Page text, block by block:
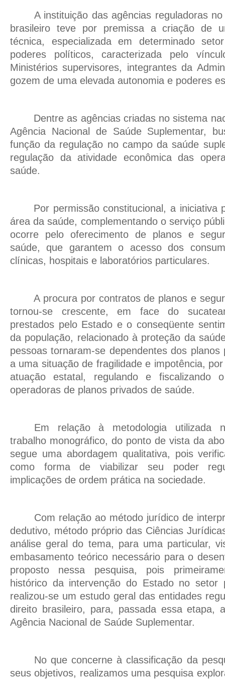
A instituição das agências reguladoras
brasileiro teve por premissa a criação de
técnica, especializada em determinado
poderes políticos, caracterizada pelo
Ministérios supervisores, integrantes da
gozem de uma elevada autonomia e poderes
Dentre as agências criadas no sistema
Agência Nacional de Saúde Suplementar,
função da regulação no campo da saúde
regulação da atividade econômica das
saúde.
Por permissão constitucional, a iniciativa
área da saúde, complementando o serviço
ocorre pelo oferecimento de planos e
saúde, que garantem o acesso dos
clínicas, hospitais e laboratórios particulares.
A procura por contratos de planos e
tornou-se crescente, em face do
prestados pelo Estado e o conseqüente
da população, relacionado à proteção da
pessoas tornaram-se dependentes dos
a uma situação de fragilidade e impotência,
atuação estatal, regulando e fiscalizando
operadoras de planos privados de saúde.
Em relação à metodologia utilizada
trabalho monográfico, do ponto de vista da
segue uma abordagem qualitativa, pois
como forma de viabilizar seu poder
implicações de ordem prática na sociedade.
Com relação ao método jurídico de
dedutivo, método próprio das Ciências
análise geral do tema, para uma particular,
embasamento teórico necessário para o
proposto nessa pesquisa, pois
histórico da intervenção do Estado no setor
realizou-se um estudo geral das entidades
direito brasileiro, para, passada essa etapa,
Agência Nacional de Saúde Suplementar.
No que concerne à classificação da
seus objetivos, realizamos uma pesquisa